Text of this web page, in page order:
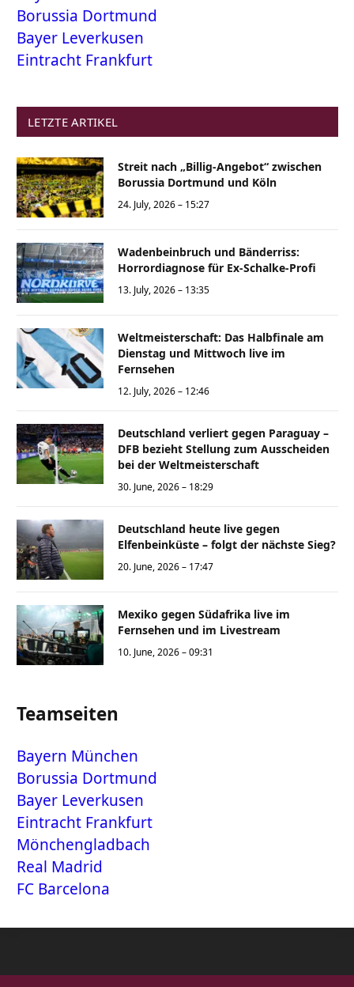
Borussia Dortmund
Bayer Leverkusen
Eintracht Frankfurt
LETZTE ARTIKEL
Streit nach „Billig-Angebot“ zwischen
Borussia Dortmund und Köln
24. July, 2026 – 15:27
Wadenbeinbruch und Bänderriss:
Horrordiagnose für Ex-Schalke-Profi
13. July, 2026 – 13:35
Weltmeisterschaft: Das Halbfinale am
Dienstag und Mittwoch live im
Fernsehen
12. July, 2026 – 12:46
Deutschland verliert gegen Paraguay –
DFB bezieht Stellung zum Ausscheiden
bei der Weltmeisterschaft
30. June, 2026 – 18:29
Deutschland heute live gegen
Elfenbeinküste – folgt der nächste Sieg?
20. June, 2026 – 17:47
Mexiko gegen Südafrika live im
Fernsehen und im Livestream
10. June, 2026 – 09:31
Teamseiten
Bayern München
Borussia Dortmund
Bayer Leverkusen
Eintracht Frankfurt
Mönchengladbach
Real Madrid
FC Barcelona